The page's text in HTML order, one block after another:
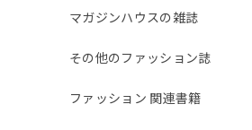
マガジンハウスの雑誌
その他のファッション誌
ファッション 関連書籍